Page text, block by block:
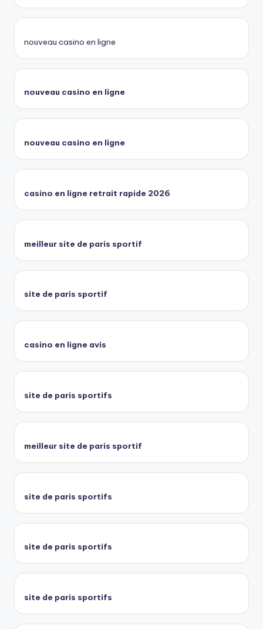
nouveau casino en ligne
nouveau casino en ligne
nouveau casino en ligne
casino en ligne retrait rapide 2026
meilleur site de paris sportif
site de paris sportif
casino en ligne avis
site de paris sportifs
meilleur site de paris sportif
site de paris sportifs
site de paris sportifs
site de paris sportifs